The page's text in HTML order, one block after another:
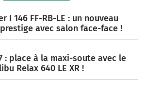
I 146 FF-RB-LE : un nouveau
avec salon face-face !
: place à la maxi-soute avec le
Relax 640 LE XR !